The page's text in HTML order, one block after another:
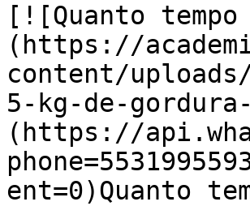
[![Quanto
(https://
content/
5-kg-de-
(https://
ent=0)Quanto